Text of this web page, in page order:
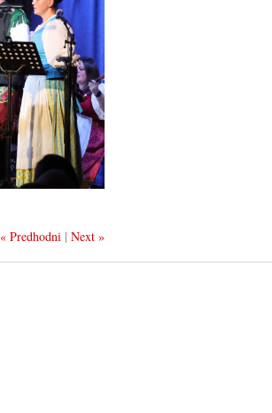
« Predhodni |Next »